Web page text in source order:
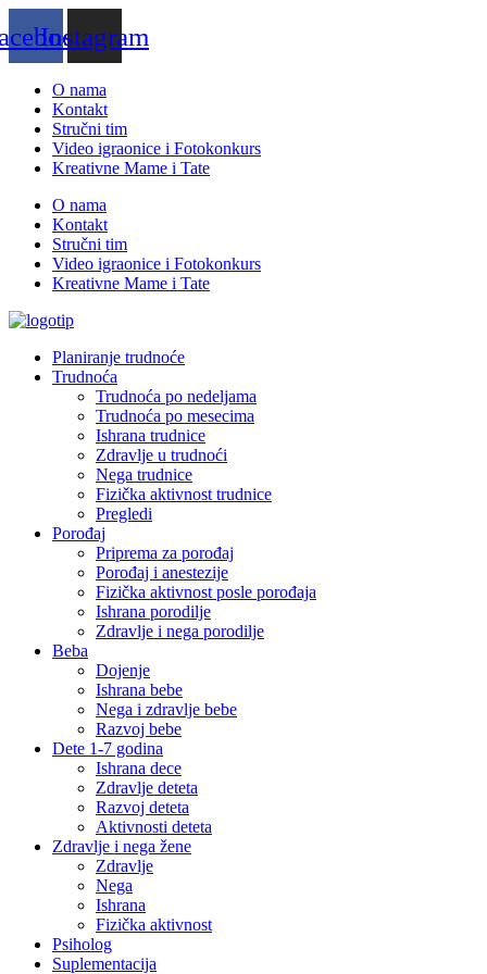
на
садржај
Instagram
O nama
Kontakt
Stručni tim
Video igraonice i Fotokonkurs
Kreativne Mame i Tate
O nama
Kontakt
Stručni tim
Video igraonice i Fotokonkurs
Kreativne Mame i Tate
Planiranje trudnoće
Trudnoća
Trudnoća po nedeljama
Trudnoća po mesecima
Ishrana trudnice
Zdravlje u trudnoći
Nega trudnice
Fizička aktivnost trudnice
Pregledi
Porođaj
Priprema za porođaj
Porođaj i anestezije
Fizička aktivnost posle porođaja
Ishrana porodilje
Zdravlje i nega porodilje
Beba
Dojenje
Ishrana bebe
Nega i zdravlje bebe
Razvoj bebe
Dete 1-7 godina
Ishrana dece
Zdravlje deteta
Razvoj deteta
Aktivnosti deteta
Zdravlje i nega žene
Zdravlje
Nega
Ishrana
Fizička aktivnost
Psiholog
Suplementacija